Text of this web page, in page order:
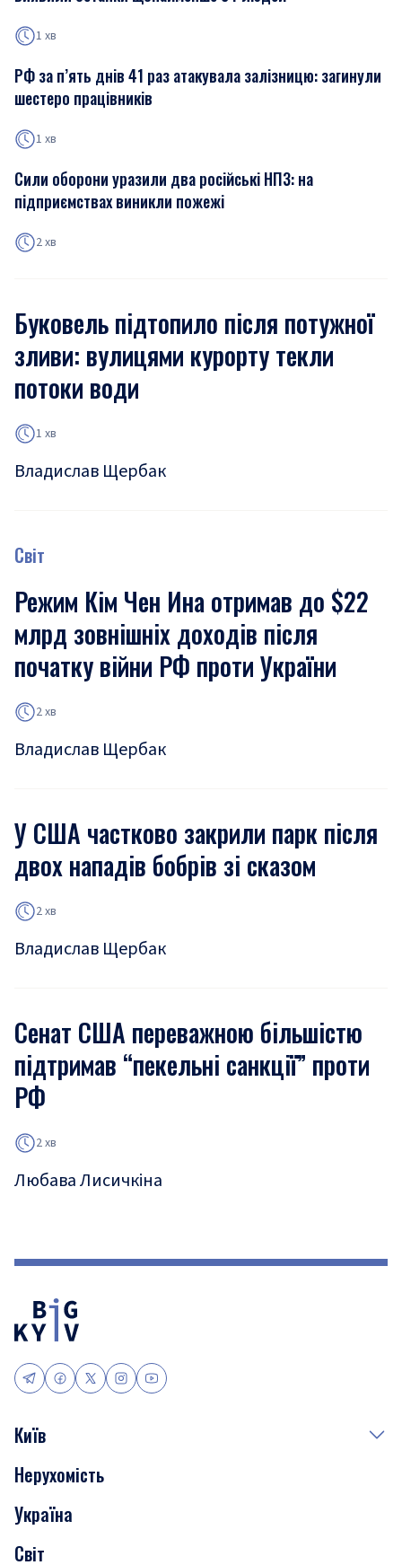
1 хв
РФ за п’ять днів 41 раз атакувала залізницю: загинули
шестеро працівників
1 хв
Сили оборони уразили два російські НПЗ: на
підприємствах виникли пожежі
2 хв
Буковель підтопило після потужної
зливи: вулицями курорту текли
потоки води
1 хв
Владислав Щербак
Світ
Режим Кім Чен Ина отримав до $22
млрд зовнішніх доходів після
початку війни РФ проти України
2 хв
Владислав Щербак
У США частково закрили парк після
двох нападів бобрів зі сказом
2 хв
Владислав Щербак
Сенат США переважною більшістю
підтримав “пекельні санкції” проти
РФ
2 хв
Любава Лисичкіна
Київ
Події
Скандали
Нерухомість
Україна
Світ